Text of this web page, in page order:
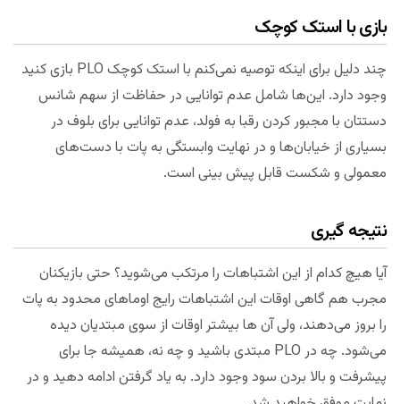
بازی با استک کوچک
چند دلیل برای اینکه توصیه نمی‌کنم با استک کوچک PLO بازی کنید
وجود دارد. این‌ها شامل عدم توانایی در حفاظت از سهم شانس
دستتان با مجبور کردن رقبا به فولد، عدم توانایی برای بلوف در
بسیاری از خیابان‌ها و در نهایت وابستگی به پات با دست‌های
معمولی و شکست قابل پیش بینی است.
نتیجه گیری
آیا هیچ کدام از این اشتباهات را مرتکب می‌شوید؟ حتی بازیکنان
مجرب هم گاهی اوقات این اشتباهات رایج اوماهای محدود به پات
را بروز می‌دهند، ولی آن ها بیشتر اوقات از سوی مبتدیان دیده
می‌شود. چه در PLO مبتدی باشید و چه نه، همیشه جا برای
پیشرفت و بالا بردن سود وجود دارد. به یاد گرفتن ادامه دهید و در